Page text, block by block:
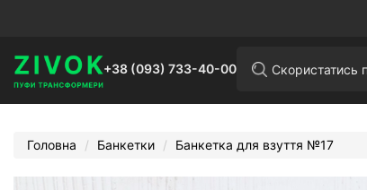
+38 (093) 733-40-00
Головна Банкетки Банкетка для взуття №17